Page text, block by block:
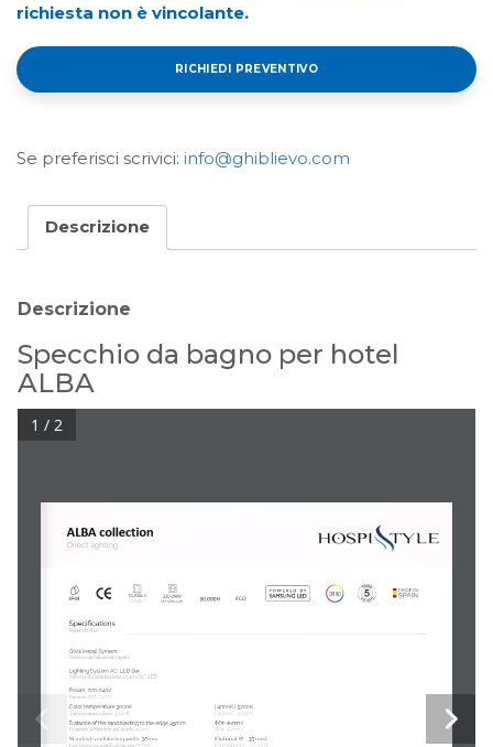
richiesta non è vincolante.
RICHIEDI PREVENTIVO
Se preferisci scrivici: info@ghiblievo.com
Descrizione
Descrizione
Specchio da bagno per hotel
ALBA
ALBA collection
Direct lighting
Specifications
Specifiche
Qlick install System
Sistema installazione rapida
Lighting System AC-LED Bar
Sistema d'illuminazione a barra AC-LED
Power  220-240V
Potenza 220-240V
Temperatura colore 3000K
| 4000K | 5700K
(Min 45mm)Distance of the sandblasting to the edge
45mm
Distanza sabbiatura dal bordo 45mm
(Min 45mm)
(Optional 10 - 35 mm)Standard sandblasting width  30mm
Larghezza standard sabbiatura 30mm (Opcional 10 - 35 mm)
30.000H
IP44 220-240V
OPTIONAL 110V ECO
1 / 2